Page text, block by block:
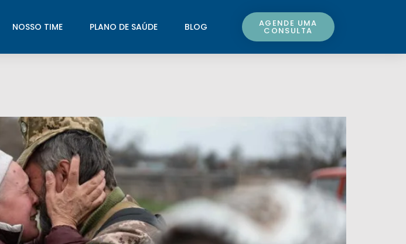
NOSSO TIME PLANO DE SAÚDE BLOG AGENDE UMA
CONSULTA